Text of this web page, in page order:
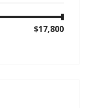
$17,800